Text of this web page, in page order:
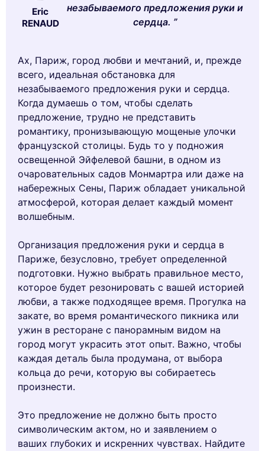
Eric
RENAUD
незабываемого предложения руки и
сердца.
Ах, Париж, город любви и мечтаний, и, прежде
всего, идеальная обстановка для
незабываемого предложения руки и сердца.
Когда думаешь о том, чтобы сделать
предложение, трудно не представить
романтику, пронизывающую мощеные улочки
французской столицы. Будь то у подножия
освещенной Эйфелевой башни, в одном из
очаровательных садов Монмартра или даже на
набережных Сены, Париж обладает уникальной
атмосферой, которая делает каждый момент
волшебным.
Организация предложения руки и сердца в
Париже, безусловно, требует определенной
подготовки. Нужно выбрать правильное место,
которое будет резонировать с вашей историей
любви, а также подходящее время. Прогулка на
закате, во время романтического пикника или
ужин в ресторане с панорамным видом на
город могут украсить этот опыт. Важно, чтобы
каждая деталь была продумана, от выбора
кольца до речи, которую вы собираетесь
произнести.
Это предложение не должно быть просто
символическим актом, но и заявлением о
ваших глубоких и искренних чувствах. Найдите